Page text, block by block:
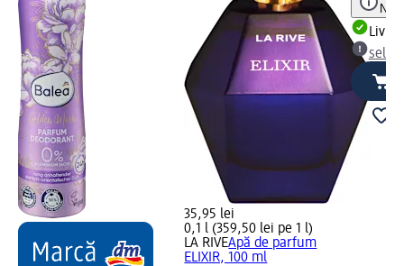
35,95 lei
0,1 l (359,50 lei pe 1 l)
LA RIVEApă de parfum
ELIXIR, 100 ml
Notă